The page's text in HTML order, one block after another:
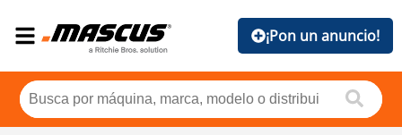
¡Pon un anuncio!